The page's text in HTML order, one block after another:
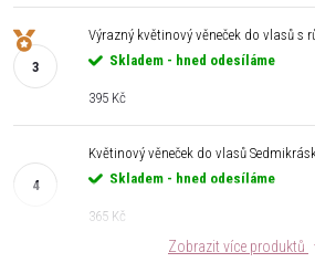
Výrazný květinový věneček do vlasů s
Skladem - hned odesíláme
395 Kč
Květinový věneček do vlasů
Skladem - hned odesíláme
365 Kč
Zobrazit více produktů